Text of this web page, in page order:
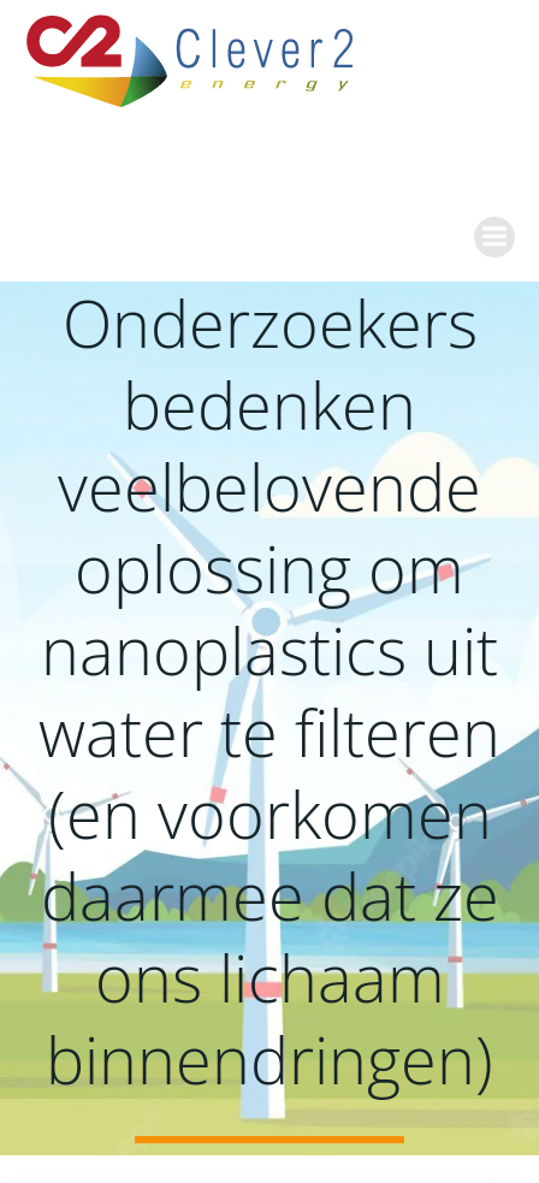
naar
de
inhoud
Onderzoekers
bedenken
veelbelovende
oplossing om
nanoplastics uit
water te filteren
(en voorkomen
daarmee dat ze
ons lichaam
binnendringen)